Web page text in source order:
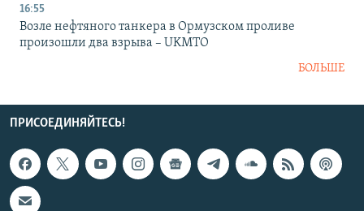
16:55
Возле нефтяного танкера в Ормузском проливе
произошли два взрыва – UKMTO
БОЛЬШЕ
ПРИСОЕДИНЯЙТЕСЬ!